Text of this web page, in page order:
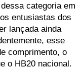
categoria em
entusiastas dos
lançada ainda
esse
comprimento, o
o HB20 nacional.